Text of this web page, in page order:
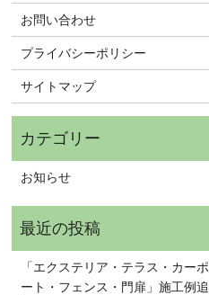
お問い合わせ
プライバシーポリシー
サイトマップ
お知らせ
「エクステリア・テラス・カーポ
ート・フェンス・門扉」施工例追